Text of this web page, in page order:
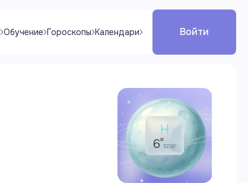
Обучение Гороскопы Календари Войти